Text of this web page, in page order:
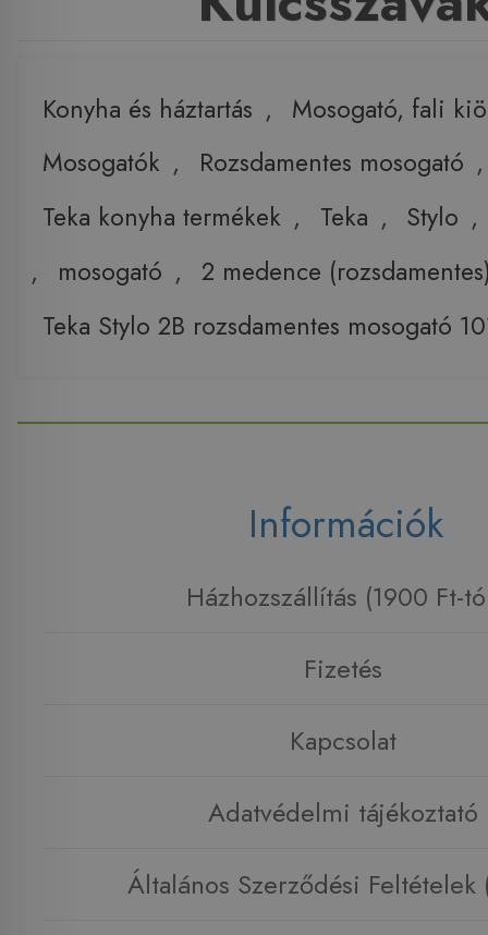
Konyha és háztartás ,
Mosogató, fali
Mosogatók , Rozsdamentes mosogató ,
Teka konyha termékek , Teka , Stylo ,
,
mosogató , 2 medence
Teka Stylo 2B rozsdamentes mosogató
Információk
Házhozszállítás (1900 Ft-
Fizetés
Kapcsolat
Adatvédelmi tájékoztató
Általános Szerződési Feltételek